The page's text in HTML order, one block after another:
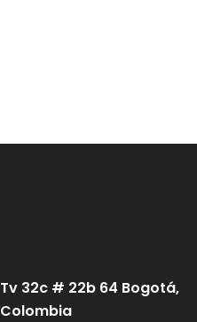
Tv 32c # 22b 64 Bogotá,
Colombia